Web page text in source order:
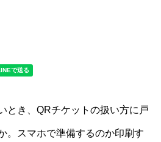
とき、QRチケットの扱い方に戸
。スマホで準備するのか印刷す